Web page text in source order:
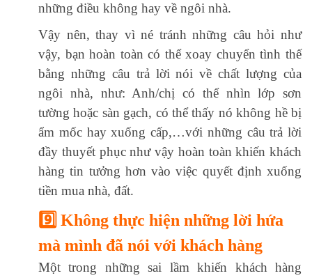
những điều không hay về ngôi nhà.
Vậy nên, thay vì né tránh những câu hỏi như
vậy, bạn hoàn toàn có thể xoay chuyển tình thế
bằng những câu trả lời nói về chất lượng của
ngôi nhà, như: Anh/chị có thể nhìn lớp sơn
tường hoặc sàn gạch, có thể thấy nó không hề bị
ẩm mốc hay xuống cấp,…với những câu trả lời
đầy thuyết phục như vậy hoàn toàn khiến khách
hàng tin tưởng hơn vào việc quyết định xuống
tiền mua nhà, đất.
9️⃣ Không thực hiện những lời hứa
mà mình đã nói với khách hàng
Một trong những sai lầm khiến khách hàng